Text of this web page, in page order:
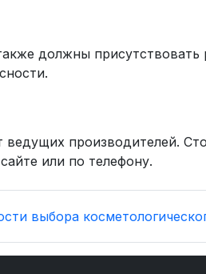
должны присутствовать
ведущих производителей.
или по телефону.
выбора